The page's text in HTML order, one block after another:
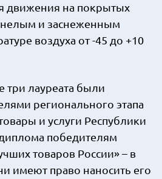
движения на покрытых
и заснеженным
воздуха от -45 до +10
три лауреата были
регионального этапа
и услуги Республики
победителям
товаров России» – в
имеют право наносить его